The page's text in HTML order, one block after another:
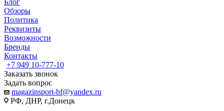
Блог
Обзоры
Политика
Реквизиты
Возможности
Бренды
Контакты
+7 949 10-777-10
Заказать звонок
Задать вопрос
magazinsport-bf@yandex.ru
РФ, ДНР, г.Донецк